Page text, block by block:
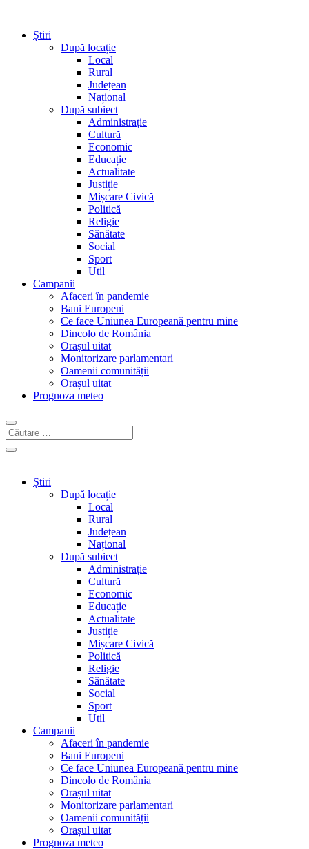
Știri
După locație
Local
Rural
Județean
Național
După subiect
Administrație
Cultură
Economic
Educație
Actualitate
Justiție
Mișcare Civică
Politică
Religie
Sănătate
Social
Sport
Util
Campanii
Afaceri în pandemie
Bani Europeni
Ce face Uniunea Europeană pentru mine
Dincolo de România
Orașul uitat
Monitorizare parlamentari
Oamenii comunității
Orașul uitat
Prognoza meteo
Știri
După locație
Local
Rural
Județean
Național
După subiect
Administrație
Cultură
Economic
Educație
Actualitate
Justiție
Mișcare Civică
Politică
Religie
Sănătate
Social
Sport
Util
Campanii
Afaceri în pandemie
Bani Europeni
Ce face Uniunea Europeană pentru mine
Dincolo de România
Orașul uitat
Monitorizare parlamentari
Oamenii comunității
Orașul uitat
Prognoza meteo